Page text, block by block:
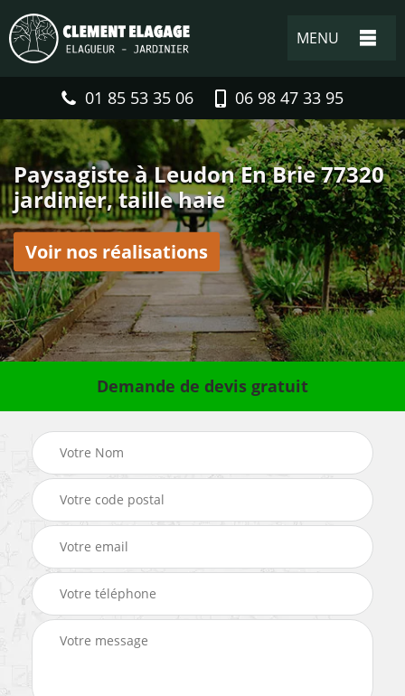
MENU
01 85 53 35 06 06 98 47 33 95
Paysagiste à Leudon En Brie 77320
jardinier, taille haie
Voir nos réalisations
Demande de devis gratuit